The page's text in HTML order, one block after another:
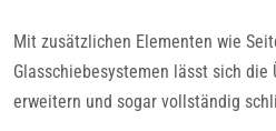
Mit zusätzlichen Elementen wie
Glasschiebesystemen lässt sich die
erweitern und sogar vollständig